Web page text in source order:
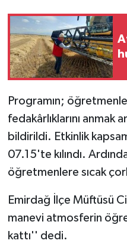
Programın;
fedakârlıklarını anmak
bildirildi. Etkinlik
07.15'te kılındı.
öğretmenlere sıcak
Emirdağ İlçe Müftüsü
manevi atmosferin
kattı'' dedi.